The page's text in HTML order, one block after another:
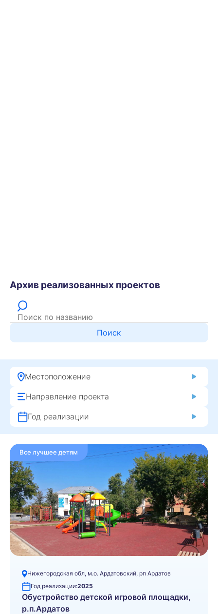
Архив реализованных проектов
Поиск
Местоположение
Направление проекта
Год реализации
Все лучшее детям
Нижегородская обл, м.о. Ардатовский, рп Ардатов
Год реализации:2025
Обустройство детской игровой площадки,
р.п.Ардатов